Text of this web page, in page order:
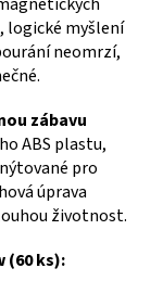
logické myšlení
neomrzí,
zábavu
ABS plastu,
pro
úprava
životnost.
(60 ks):